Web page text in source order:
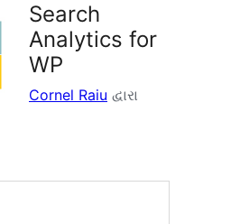
Search
Analytics for
WP
Cornel Raiu દ્વારા